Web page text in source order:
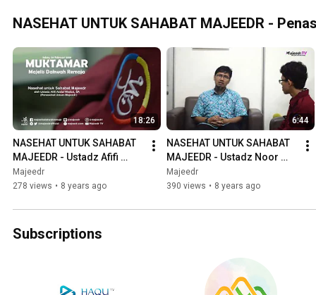
NASEHAT UNTUK SAHABAT MAJEEDR -
18:26
NASEHAT UNTUK SAHABAT
MAJEEDR - Ustadz Afifi
Abdul Wadud, BA
Majeedr
278 views • 8 years ago
6:44
NASEHAT UNTUK SAHABAT
MAJEEDR - Ustadz Noor
Akhmad S., S.T., M.T., Ph.D.
Majeedr
390 views • 8 years ago
Subscriptions